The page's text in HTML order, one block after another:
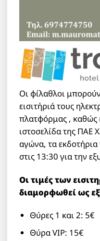
Οι φίλαθλοι
εισιτήριά τους
πλατφόρμας , καθώς
ιστοσελίδα της ΠΑΕ
αγώνα, τα
στις 13:30 για την
Οι τιμές των
διαμορφωθεί ως
Θύρες 1 και 2: 5€
Θύρα VIP: 15€